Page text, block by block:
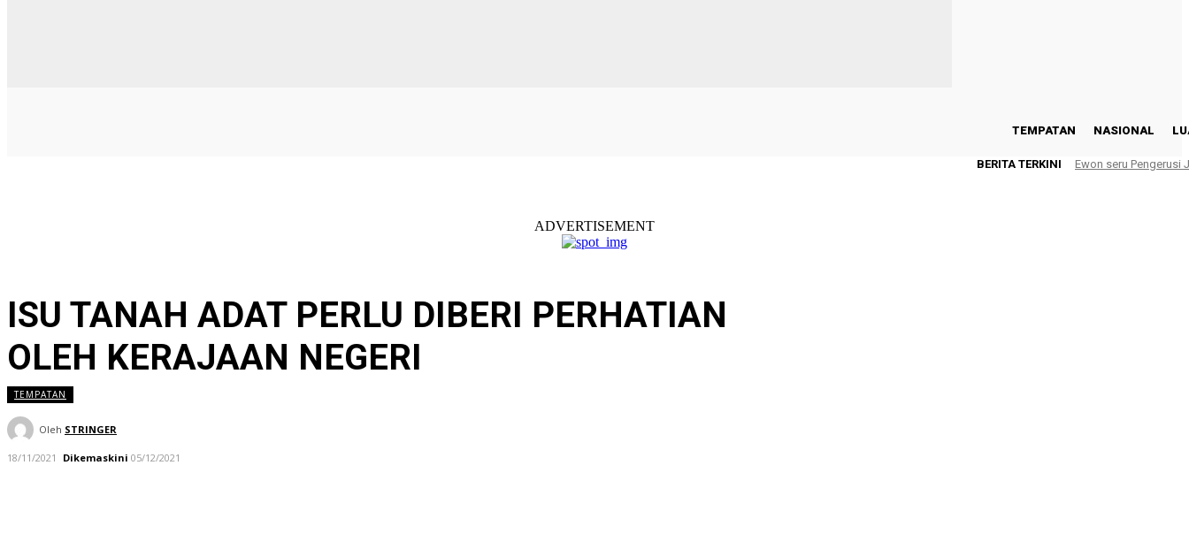
TEMPATAN NASIONAL
BERITA TERKINI Ewon seru Pengerusi
ADVERTISEMENT
ISU TANAH ADAT PERLU DIBERI PERHATIAN
OLEH KERAJAAN NEGERI
TEMPATAN
Oleh STRINGER
18/11/2021 Dikemaskini 05/12/2021